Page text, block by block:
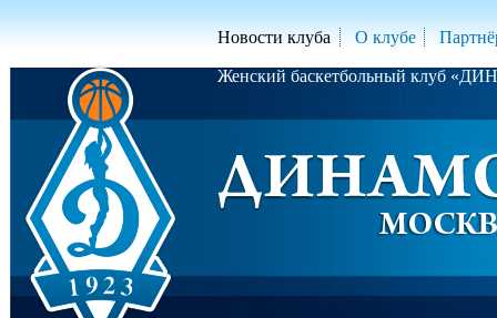
Новости клуба О клубе
Женский баскетбольный клуб